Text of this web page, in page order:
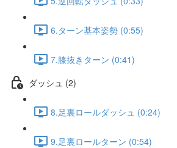
6.ターン基本姿勢 (0:55)
7.膝抜きターン (0:41)
ダッシュ (2)
8.足裏ロールダッシュ (0:24)
9.足裏ロールターン (0:54)